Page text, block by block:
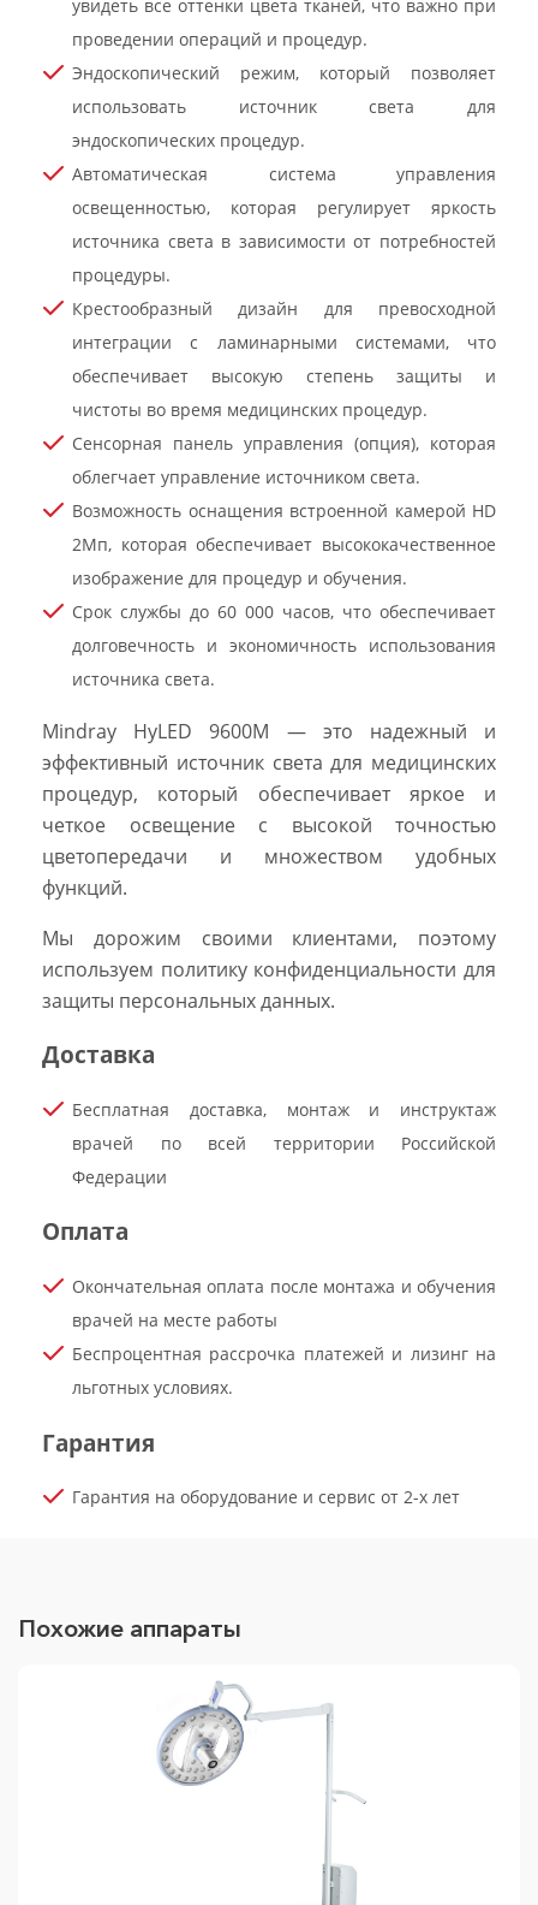
увидеть все оттенки цвета тканей, что важно при
проведении операций и процедур.
Эндоскопический режим, который позволяет
использовать источник света для
эндоскопических процедур.
Автоматическая система управления
освещенностью, которая регулирует яркость
источника света в зависимости от потребностей
процедуры.
Крестообразный дизайн для превосходной
интеграции с ламинарными системами, что
обеспечивает высокую степень защиты и
чистоты во время медицинских процедур.
Сенсорная панель управления (опция), которая
облегчает управление источником света.
Возможность оснащения встроенной камерой HD
2Мп, которая обеспечивает высококачественное
изображение для процедур и обучения.
Срок службы до 60 000 часов, что обеспечивает
долговечность и экономичность использования
источника света.
Mindray HyLED 9600M — это надежный и
эффективный источник света для медицинских
процедур, который обеспечивает яркое и
четкое освещение с высокой точностью
цветопередачи и множеством удобных
функций.
Мы дорожим своими клиентами, поэтому
используем политику конфиденциальности для
защиты персональных данных.
Доставка
Бесплатная доставка, монтаж и инструктаж
врачей по всей территории Российской
Федерации
Оплата
Окончательная оплата после монтажа и обучения
врачей на месте работы
Беспроцентная рассрочка платежей и лизинг на
льготных условиях.
Гарантия
Гарантия на оборудование и сервис от 2-х лет
Похожие аппараты